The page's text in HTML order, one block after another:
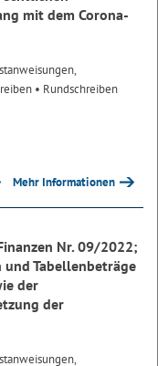
mit dem Corona-
• Rundschreiben
Mehr Informationen
Nr. 09/2022;
Tabellenbeträge
der
der